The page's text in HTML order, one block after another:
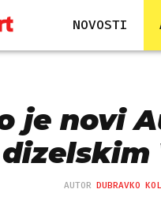
NOVOSTI
je novi
dizelskim
AUTORDUBRAVKO